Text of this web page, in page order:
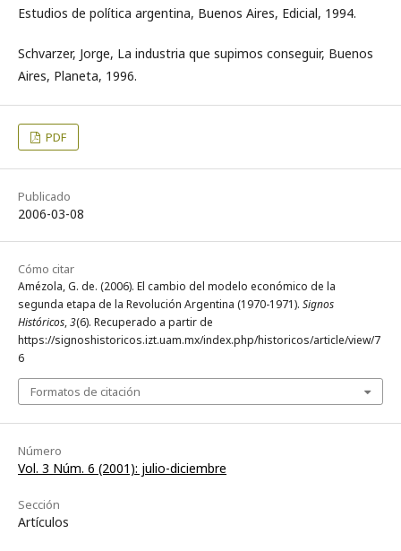
Estudios de política argentina, Buenos Aires, Edicial, 1994.
Schvarzer, Jorge, La industria que supimos conseguir, Buenos
Aires, Planeta, 1996.
PDF
Publicado
2006-03-08
Cómo citar
Amézola, G. de. (2006). El cambio del modelo económico de la
segunda etapa de la Revolución Argentina (1970-1971). Signos
Históricos,3(6). Recuperado a partir de
https://signoshistoricos.izt.uam.mx/index.php/historicos/article/view/7
6
Formatos de citación
Número
Vol. 3 Núm. 6 (2001): julio-diciembre
Sección
Artículos